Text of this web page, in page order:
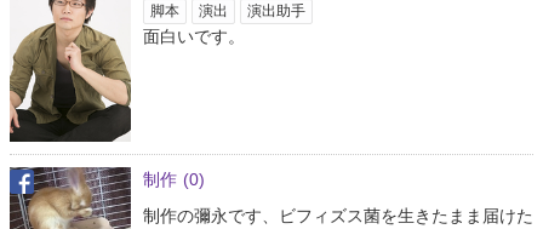
脚本 演出 演出助手
面白いです。
制作 (0)
制作の彌永です、ビフィズス菌を生きたまま届けた